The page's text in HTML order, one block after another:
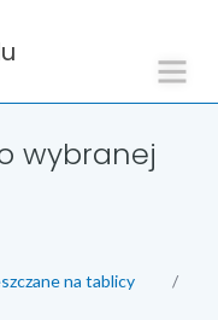
wybranej
na tablicy